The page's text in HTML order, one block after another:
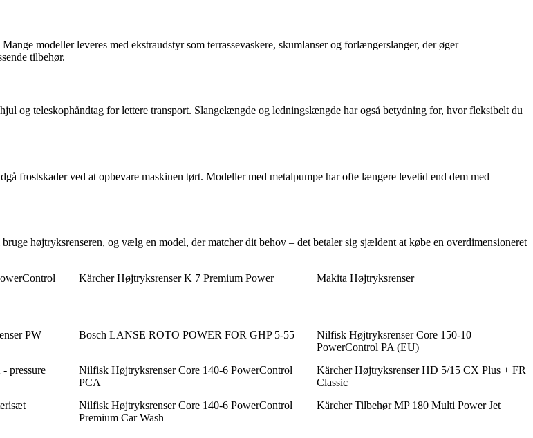
modeller leveres med ekstraudstyr som terrassevaskere, skumlanser og forlængerslanger, der øger
tilbehør.
og teleskophåndtag for lettere transport. Slangelængde og ledningslængde har også betydning for, hvor fleksibelt du
frostskader ved at opbevare maskinen tørt. Modeller med metalpumpe har ofte længere levetid end dem med
højtryksrenseren, og vælg en model, der matcher dit behov – det betaler sig sjældent at købe en overdimensioneret
Kärcher Højtryksrenser K 7 Premium Power Makita Højtryksrenser
PW
Bosch LANSE ROTO POWER FOR GHP 5-55
Nilfisk Højtryksrenser Core 150-10
PowerControl PA (EU)
pressure
Nilfisk Højtryksrenser Core 140-6 PowerControl
PCA
Kärcher Højtryksrenser HD 5/15 CX Plus + FR
Classic
Nilfisk Højtryksrenser Core 140-6 PowerControl
Premium Car Wash
Kärcher Tilbehør MP 180 Multi Power Jet